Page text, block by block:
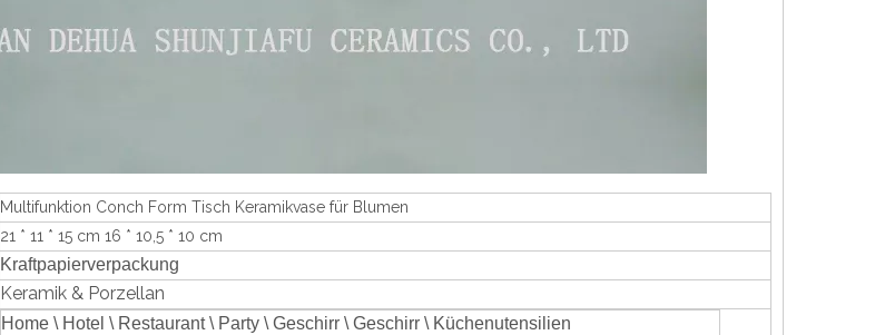
Multifunktion Conch Form Tisch Keramikvase für Blumen
21 * 11 * 15 cm 16 * 10,5 * 10 cm
Kraftpapierverpackung
Keramik & Porzellan
Home \ Hotel \ Restaurant \ Party \ Geschirr \ Geschirr \ Küchenutensilien